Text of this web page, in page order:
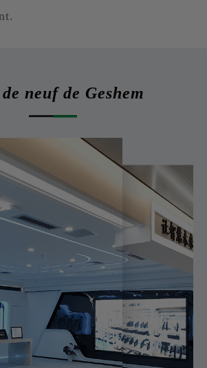
neuf de Geshem